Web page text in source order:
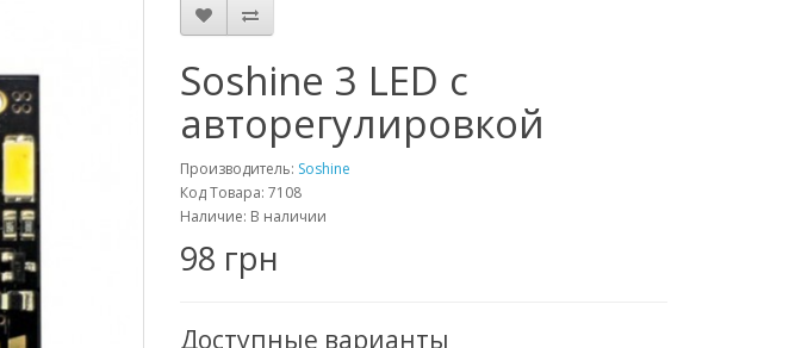
Soshine 3 LED с
авторегулировкой
Производитель: Soshine
Код Товара: 7108
Наличие: В наличии
98 грн
Доступные варианты